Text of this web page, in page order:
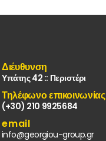
Διέυθυνση
Υπάτης 42 :: Περιστέρι
Τηλέφωνο επικοινωνίας
(+30) 210 9925684
email
info@georgiou-group.gr